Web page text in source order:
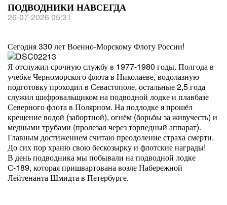
ПОДВОДНИКИ НАВСЕГДА
26-07-2026 05:31
Сегодня 330 лет Военно-Морскому Флоту России!
Я отслужил срочную службу в 1977-1980 годы. Полгода в
учебке Черноморского флота в Николаеве, водолазную
подготовку проходил в Севастополе, остальные 2,5 года
служил шифровальщиком на подводной лодке и плавбазе
Северного флота в Полярном. На подлодке я прошёл
крещение водой (забортной), огнём (борьбы за живучесть) и
медными трубами (пролезал через торпедный аппарат).
Главным достижением считаю преодоление страха смерти.
До сих пор храню свою бескозырку и флотские награды!
В день подводника мы побывали на подводной лодке
С-189, которая пришвартована возле Набережной
Лейтенанта Шмидта в Петербурге.